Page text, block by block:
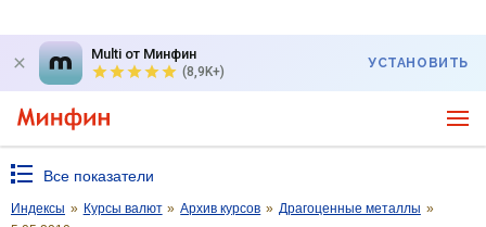
Multi от Минфин
(8,9K+)
УСТАНОВИТЬ
Все показатели
Индексы » Курсы валют » Архив курсов » Драгоценные металлы »